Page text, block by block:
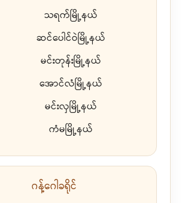
သရက်မြို့နယ်
ဆင်ပေါင်ဝဲမြို့နယ်
မင်းတုန်းမြို့နယ်
အောင်လံမြို့နယ်
မင်းလှမြို့နယ်
ကံမမြို့နယ်
ဂန့်ဂေါခရိုင်